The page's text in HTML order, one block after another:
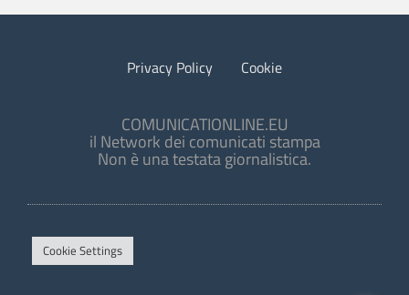
Privacy Policy Cookie
COMUNICATIONLINE.EU
il Network dei comunicati stampa
Non è una testata giornalistica.
Cookie Settings